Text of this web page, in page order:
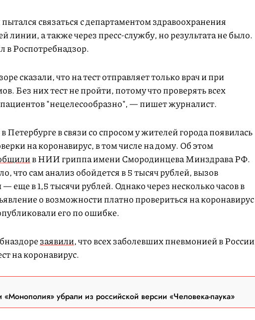
связаться с департаментом здравоохранения
линии, а также через пресс-службу, но результата не было.
в Роспотребнадзор.
сказали, что на тест отправляет только врач и при
Без них тест не пройти, потому что проверять всех
"нецелесообразно", — пишет журналист.
Петербурге в связи со спросом у жителей города появилась
на коронавирус, в том числе на дому. Об этом
в НИИ гриппа имени Смородинцева Минздрава РФ.
что сам анализ обойдется в 5 тысяч рублей, вызов
еще в 1,5 тысячи рублей. Однако через несколько часов в
о возможности платно провериться на коронавирус
его по ошибке.
заявили, что всех заболевших пневмонией в России
на коронавирус.
убрали из российской версии «Человека-паука»